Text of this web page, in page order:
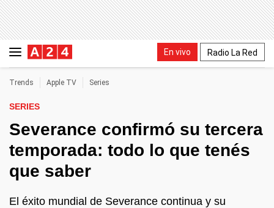
En vivo Radio La Red
Trends Apple TV Series
SERIES
Severance confirmó su tercera
temporada: todo lo que tenés
que saber
El éxito mundial de Severance continua y su